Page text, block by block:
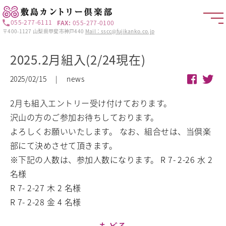
055-277-6111 FAX: 055-277-0100
〒400-1127 山梨県甲斐市神戸440 Mail：sscc@fujikanko.co.jp
2025.2月組入(2/24現在)
2025/02/15 | news
2月も組入エントリー受け付けております。
沢山の方のご参加お待ちしております。
よろしくお願いいたします。 なお、組合せは、当倶楽
部にて決めさせて頂きます。
※下記の人数は、参加人数になります。
R 7- 2-26 水 2
名様
R 7- 2-27 木 2 名様
R 7- 2-28 金 4 名様